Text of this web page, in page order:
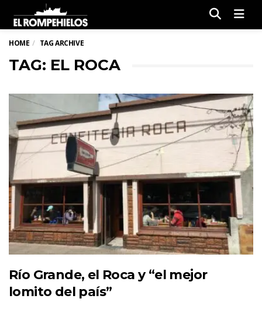
HOME TAG ARCHIVE
TAG: EL ROCA
Río Grande, el Roca y “el mejor
lomito del país”